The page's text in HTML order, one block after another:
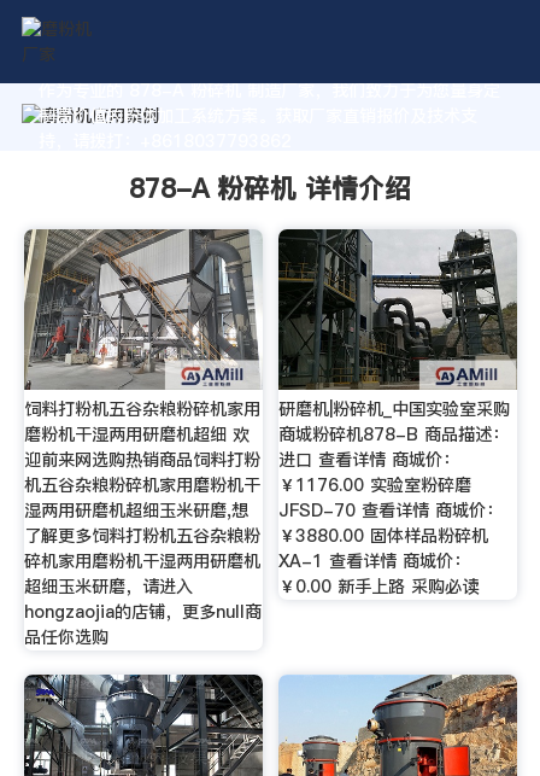
作为专业的 878-A 粉碎机 制造厂家，我们致力于为您量身定
制高价值的粉体加工系统方案。获取厂家直销报价及技术支
878-A 粉碎机 详情介绍
饲料打粉机五谷杂粮粉碎机家用
磨粉机干湿两用研磨机超细 欢
迎前来网选购热销商品饲料打粉
机五谷杂粮粉碎机家用磨粉机干
湿两用研磨机超细玉米研磨,想
了解更多饲料打粉机五谷杂粮粉
碎机家用磨粉机干湿两用研磨机
超细玉米研磨，请进入
hongzaojia的店铺，更多null商
品任你选购
研磨机|粉碎机_中国实验室采购
商城粉碎机878-B 商品描述：
进口 查看详情 商城价：
￥1176.00 实验室粉碎磨
JFSD-70 查看详情 商城价：
￥3880.00 固体样品粉碎机
XA-1 查看详情 商城价：
￥0.00 新手上路 采购必读